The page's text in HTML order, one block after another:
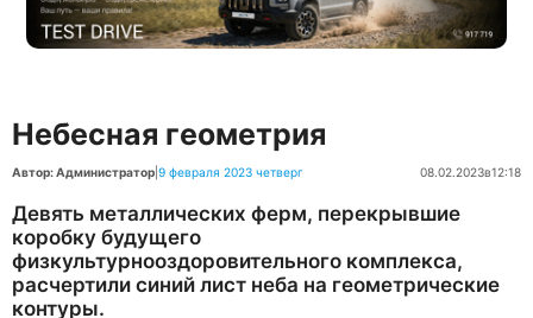
Небесная геометрия
Автор: Администратор 9 февраля 2023 четверг 08.02.2023в12:18
Девять металлических ферм, перекрывшие
коробку будущего
физкультурнооздоровительного комплекса,
расчертили синий лист неба на геометрические
контуры.